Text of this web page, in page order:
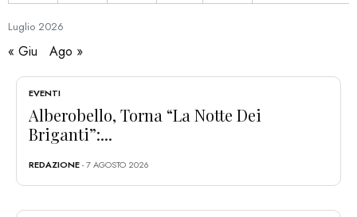
Luglio 2026
« Giu Ago »
EVENTI
Alberobello, Torna “La Notte Dei
Briganti”:...
REDAZIONE- 7 AGOSTO 2026